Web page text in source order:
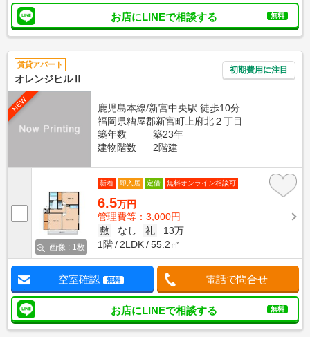
お店にLINEで相談する 無料
賃貸アパート
オレンジヒルⅡ
初期費用に注目
NEW
鹿児島本線/新宮中央駅 徒歩10分
福岡県糟屋郡新宮町上府北２丁目
築年数
築23年
建物階数
2階建
画像 : 1枚
新着 即入居 定借 無料オンライン相談可
6.5万円
管理費等：3,000円
敷
なし 礼
13万
1階
2LDK 55.2㎡
空室確認 無料 電話で問合せ
お店にLINEで相談する 無料